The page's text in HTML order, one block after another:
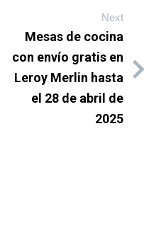
Next
Mesas de cocina
con envío gratis en
Leroy Merlin hasta
el 28 de abril de
2025